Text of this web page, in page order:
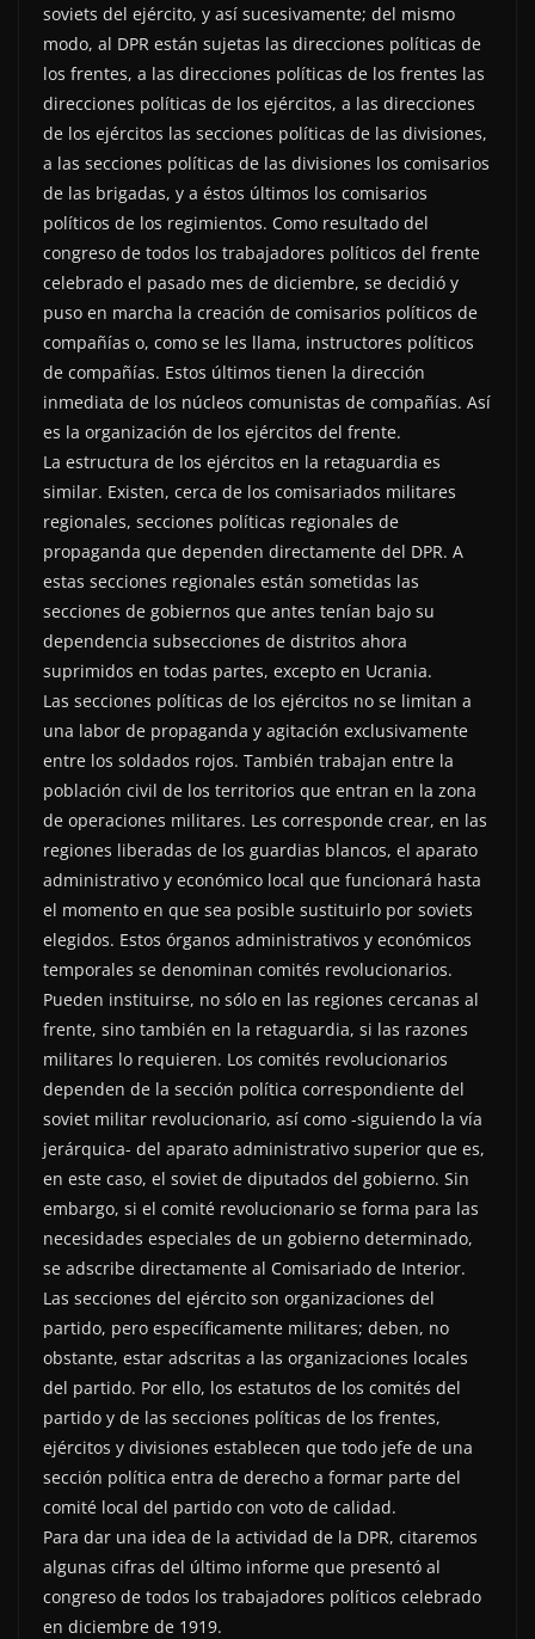
soviets del ejército, y así sucesivamente; del mismo
modo, al DPR están sujetas las direcciones políticas de
los frentes, a las direcciones políticas de los frentes las
direcciones políticas de los ejércitos, a las direcciones
de los ejércitos las secciones políticas de las divisiones,
a las secciones políticas de las divisiones los comisarios
de las brigadas, y a éstos últimos los comisarios
políticos de los regimientos. Como resultado del
congreso de todos los trabajadores políticos del frente
celebrado el pasado mes de diciembre, se decidió y
puso en marcha la creación de comisarios políticos de
compañías o, como se les llama, instructores políticos
de compañías. Estos últimos tienen la dirección
inmediata de los núcleos comunistas de compañías. Así
es la organización de los ejércitos del frente.
La estructura de los ejércitos en la retaguardia es
similar. Existen, cerca de los comisariados militares
regionales, secciones políticas regionales de
propaganda que dependen directamente del DPR. A
estas secciones regionales están sometidas las
secciones de gobiernos que antes tenían bajo su
dependencia subsecciones de distritos ahora
suprimidos en todas partes, excepto en Ucrania.
Las secciones políticas de los ejércitos no se limitan a
una labor de propaganda y agitación exclusivamente
entre los soldados rojos. También trabajan entre la
población civil de los territorios que entran en la zona
de operaciones militares. Les corresponde crear, en las
regiones liberadas de los guardias blancos, el aparato
administrativo y económico local que funcionará hasta
el momento en que sea posible sustituirlo por soviets
elegidos. Estos órganos administrativos y económicos
temporales se denominan comités revolucionarios.
Pueden instituirse, no sólo en las regiones cercanas al
frente, sino también en la retaguardia, si las razones
militares lo requieren. Los comités revolucionarios
dependen de la sección política correspondiente del
soviet militar revolucionario, así como -siguiendo la vía
jerárquica- del aparato administrativo superior que es,
en este caso, el soviet de diputados del gobierno. Sin
embargo, si el comité revolucionario se forma para las
necesidades especiales de un gobierno determinado,
se adscribe directamente al Comisariado de Interior.
Las secciones del ejército son organizaciones del
partido, pero específicamente militares; deben, no
obstante, estar adscritas a las organizaciones locales
del partido. Por ello, los estatutos de los comités del
partido y de las secciones políticas de los frentes,
ejércitos y divisiones establecen que todo jefe de una
sección política entra de derecho a formar parte del
comité local del partido con voto de calidad.
Para dar una idea de la actividad de la DPR, citaremos
algunas cifras del último informe que presentó al
congreso de todos los trabajadores políticos celebrado
en diciembre de 1919.